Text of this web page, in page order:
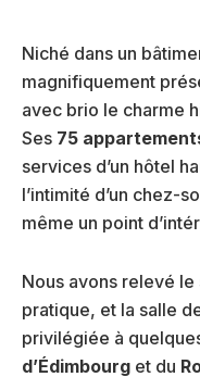
Niché dans un
magnifiquement
avec brio le charme
Ses 75
services d’un hôtel
l’intimité d’un chez-
même un point
Nous avons relevé
pratique, et la salle
privilégiée à
d’Édimbourg et du